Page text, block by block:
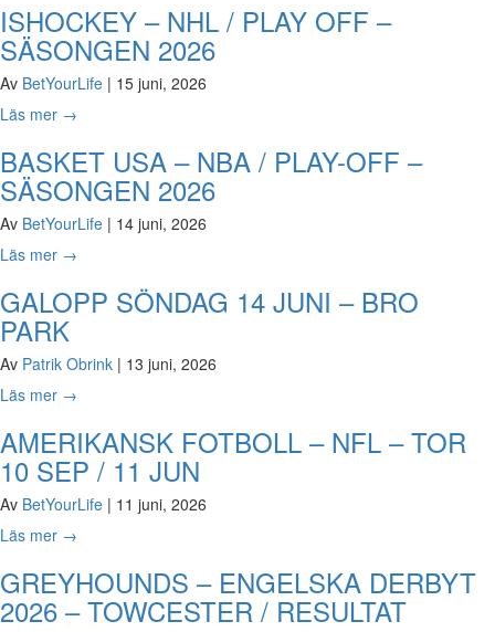
ISHOCKEY – NHL / PLAY OFF –
SÄSONGEN 2026
Av BetYourLife | 15 juni, 2026
Läs mer →
BASKET USA – NBA / PLAY-OFF –
SÄSONGEN 2026
Av BetYourLife | 14 juni, 2026
Läs mer →
GALOPP SÖNDAG 14 JUNI – BRO
PARK
Av Patrik Obrink | 13 juni, 2026
Läs mer →
AMERIKANSK FOTBOLL – NFL – TOR
10 SEP / 11 JUN
Av BetYourLife | 11 juni, 2026
Läs mer →
GREYHOUNDS – ENGELSKA DERBYT
2026 – TOWCESTER / RESULTAT